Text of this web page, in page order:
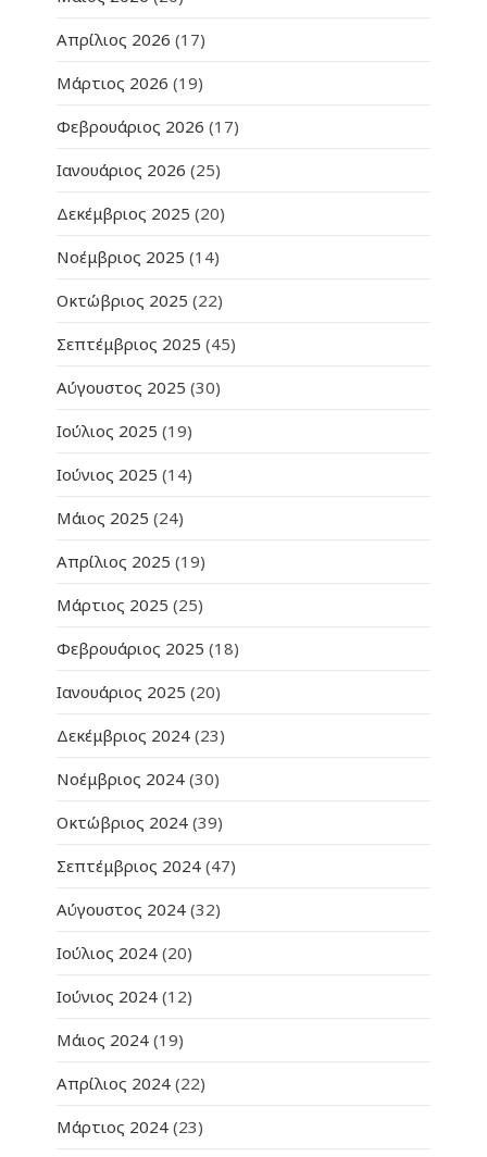
Απρίλιος 2026 (17)
Μάρτιος 2026 (19)
Φεβρουάριος 2026 (17)
Ιανουάριος 2026 (25)
Δεκέμβριος 2025 (20)
Νοέμβριος 2025 (14)
Οκτώβριος 2025 (22)
Σεπτέμβριος 2025 (45)
Αύγουστος 2025 (30)
Ιούλιος 2025 (19)
Ιούνιος 2025 (14)
Μάιος 2025 (24)
Απρίλιος 2025 (19)
Μάρτιος 2025 (25)
Φεβρουάριος 2025 (18)
Ιανουάριος 2025 (20)
Δεκέμβριος 2024 (23)
Νοέμβριος 2024 (30)
Οκτώβριος 2024 (39)
Σεπτέμβριος 2024 (47)
Αύγουστος 2024 (32)
Ιούλιος 2024 (20)
Ιούνιος 2024 (12)
Μάιος 2024 (19)
Απρίλιος 2024 (22)
Μάρτιος 2024 (23)